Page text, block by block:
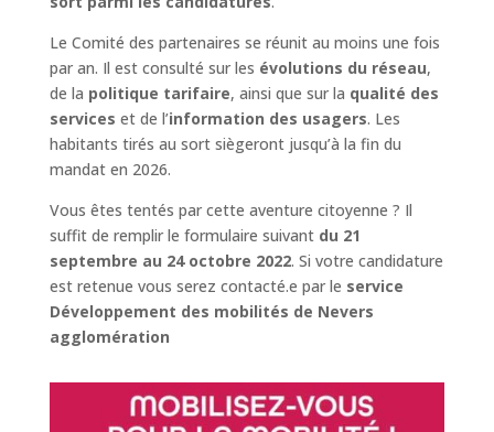
Le Comité des partenaires se réunit au moins une fois
par an. Il est consulté sur les évolutions du réseau,
de la politique tarifaire, ainsi que sur la qualité des
services et de l’information des usagers. Les
habitants tirés au sort siègeront jusqu’à la fin du
mandat en 2026.
Vous êtes tentés par cette aventure citoyenne ? Il
suffit de remplir le formulaire suivant du 21
septembre au 24 octobre 2022. Si votre candidature
est retenue vous serez contacté.e par le service
Développement des mobilités de Nevers
agglomération